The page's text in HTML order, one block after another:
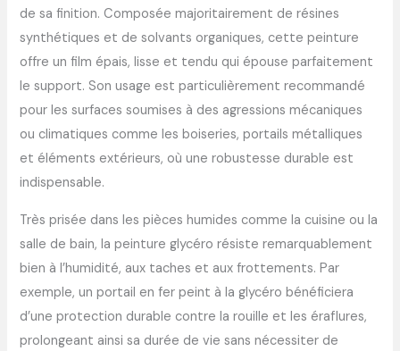
de sa finition. Composée majoritairement de résines
synthétiques et de solvants organiques, cette peinture
offre un film épais, lisse et tendu qui épouse parfaitement
le support. Son usage est particulièrement recommandé
pour les surfaces soumises à des agressions mécaniques
ou climatiques comme les boiseries, portails métalliques
et éléments extérieurs, où une robustesse durable est
indispensable.
Très prisée dans les pièces humides comme la cuisine ou la
salle de bain, la peinture glycéro résiste remarquablement
bien à l’humidité, aux taches et aux frottements. Par
exemple, un portail en fer peint à la glycéro bénéficiera
d’une protection durable contre la rouille et les éraflures,
prolongeant ainsi sa durée de vie sans nécessiter de